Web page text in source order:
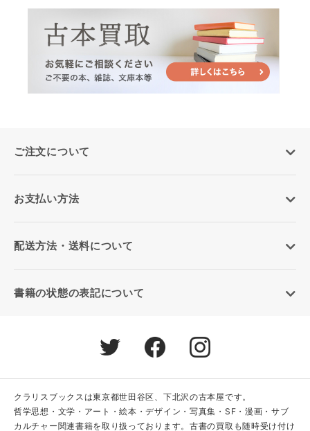
ご注文について
お支払い方法
配送方法・送料について
書籍の状態の表記について
クラリスブックスは東京都世田谷区、下北沢の古本屋です。
哲学思想・文学・アート・絵本・デザイン・写真集・SF・漫画・サブ
カルチャー関連書籍を取り扱っております。古書の買取も随時受け付け